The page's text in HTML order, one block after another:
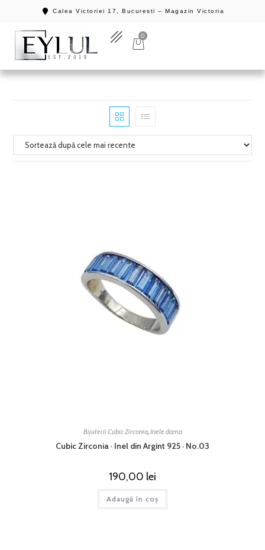
Calea Victoriei 17, Bucuresti – Magazin Victoria
0
Bijuterii Cubic Zirconia, Inele dama
Cubic Zirconia · Inel din Argint 925 · No.03
190,00 lei
Adaugă în coș